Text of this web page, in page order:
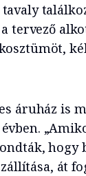
tervező
áruház is
hogy
át